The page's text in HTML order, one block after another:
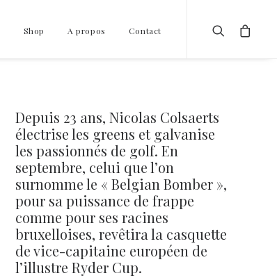
Shop A propos Contact
Depuis 23 ans, Nicolas Colsaerts
électrise les greens et galvanise
les passionnés de golf. En
septembre, celui que l’on
surnomme le « Belgian Bomber »,
pour sa puissance de frappe
comme pour ses racines
bruxelloises, revêtira la casquette
de vice-capitaine européen de
l’illustre Ryder Cup.